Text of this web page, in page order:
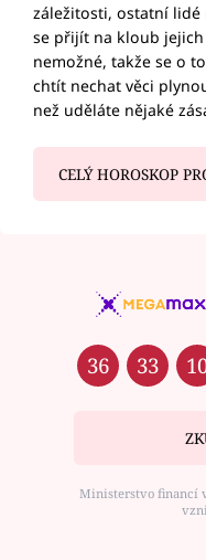
záležitosti, ostatní lidé
se přijít na kloub
nemožné, takže se o
chtít nechat věci
než uděláte nějaké
CELÝ HOROSKOP
36 33
Ministerstvo financí